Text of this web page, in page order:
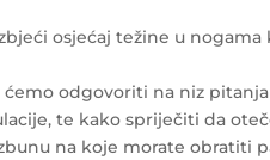
osjećaj težine u
odgovoriti na niz
te kako spriječiti da
na koje morate obratiti